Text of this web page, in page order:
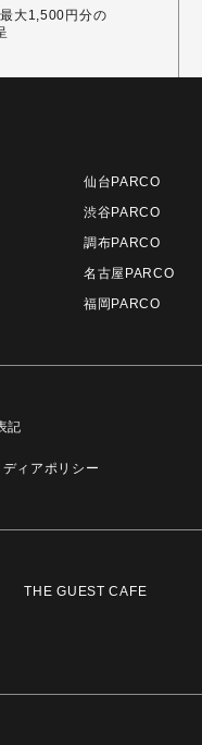
大1,500円分の
仙台PARCO
渋谷PARCO
調布PARCO
名古屋PARCO
福岡PARCO
記
ィアポリシー
THE GUEST CAFE